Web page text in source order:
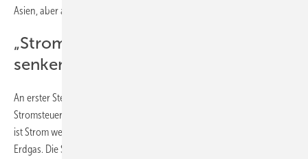
Asien, aber auch in anderen Teilen Europas gelinge.
„Stromsteuer und Umsatzsteuer
senken“
An erster Stelle fordert der BWP deshalb die Absenkung der
Stromsteuer auf das europarechtliche Minimum. Sabel: „Noch immer
ist Strom weitaus stärker mit Steuern und Abgaben belastet als fossiles
Erdgas. Die Stromsteuer ist ein Relikt der Vergangenheit und wirkt